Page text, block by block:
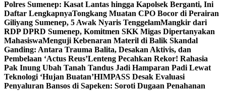
Polres Sumenep: Kasat Lantas hingga Kapolsek Berganti, Ini
Daftar LengkapnyaTongkang Muatan CPO Bocor di Perairan
Giliyang Sumenep, 5 Awak Nyaris TenggelamMangkir dari
RDP DPRD Sumenep, Komitmen SKK Migas Dipertanyakan
MahasiswaMenguji Kebenaran Materil di Balik Skandal
Ganding: Antara Trauma Balita, Desakan Aktivis, dan
Pembelaan ‘Actus Reus’Lenteng Pecahkan Rekor! Rahasia
Pak Inung Ubah Tanah Tandus Jadi Hamparan Padi Lewat
Teknologi ‘Hujan Buatan’HIMPASS Desak Evaluasi
Penyaluran Bansos di Sapeken: Soroti Dugaan Penahanan